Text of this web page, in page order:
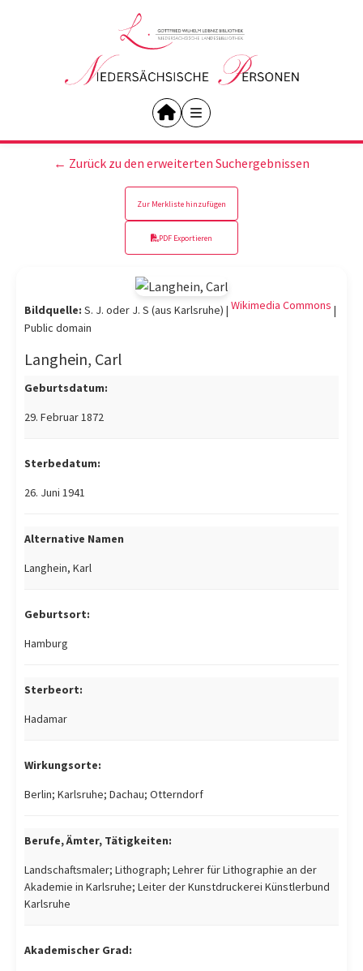
← Zurück zu den erweiterten Suchergebnissen
Zur Merkliste hinzufügen
PDF Exportieren
Langhein, Carl
Geburtsdatum:
29. Februar 1872
Sterbedatum:
26. Juni 1941
Alternative Namen
Langhein, Karl
Geburtsort:
Hamburg
Sterbeort:
Hadamar
Wirkungsorte:
Berlin; Karlsruhe; Dachau; Otterndorf
Berufe, Ämter, Tätigkeiten:
Landschaftsmaler; Lithograph; Lehrer für Lithographie an der
Akademie in Karlsruhe; Leiter der Kunstdruckerei Künstlerbund
Karlsruhe
Akademischer Grad:
Bildquelle: S. J. oder J. S (aus Karlsruhe) | Wikimedia Commons |
Public domain